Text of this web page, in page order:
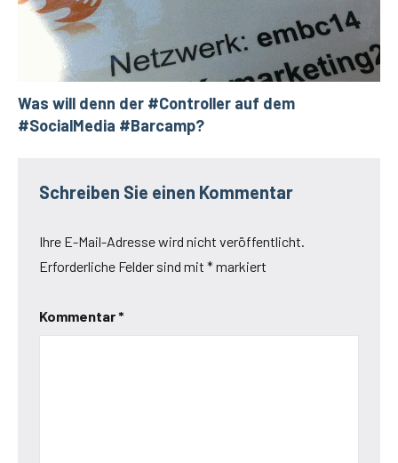
Was will denn der #Controller auf dem
#SocialMedia #Barcamp?
Schreiben Sie einen Kommentar
Ihre E-Mail-Adresse wird nicht veröffentlicht.
Erforderliche Felder sind mit *markiert
Kommentar*